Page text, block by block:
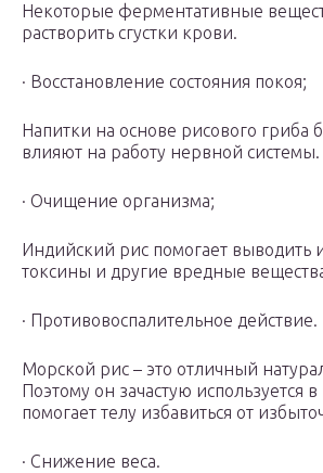
Некоторые ферментативные
растворить сгустки крови.
· Восстановление состояния покоя;
Напитки на основе рисового гриба
влияют на работу нервной системы.
· Очищение организма;
Индийский рис помогает выводить
токсины и другие вредные
· Противовоспалительное действие.
Морской рис – это отличный
Поэтому он зачастую используется
помогает телу избавиться от
· Снижение веса.